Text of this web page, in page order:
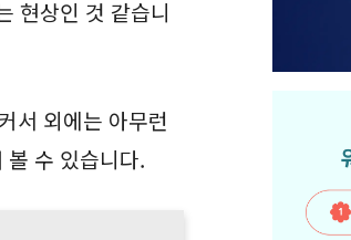
현상인 것 같습니
서 외에는 아무런
수 있습니다.